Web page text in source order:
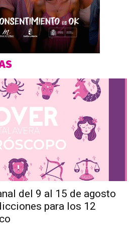
del 9 al 15 de agosto
para los 12